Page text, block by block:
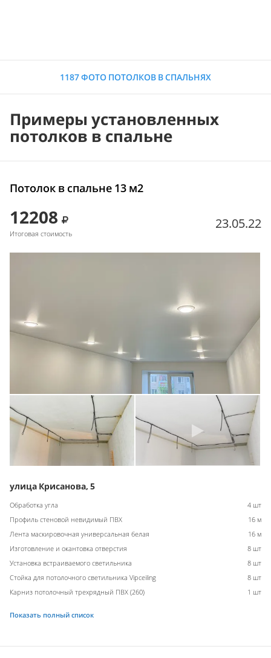
1187 ФОТО ПОТОЛКОВ В СПАЛЬНЯХ
Примеры установленных
потолков в спальне
Потолок в спальне 13 м2
12208
Итоговая стоимость
23.05.22
улица Крисанова, 5
Обработка угла
4 шт
Профиль стеновой невидимый ПВХ
16 м
Лента маскировочная универсальная белая
16 м
Изготовление и окантовка отверстия
8 шт
Установка встраиваемого светильника
8 шт
Стойка для потолочного светильника Vipceiling
8 шт
Карниз потолочный трехрядный ПВХ (260)
1 шт
Показать полный список